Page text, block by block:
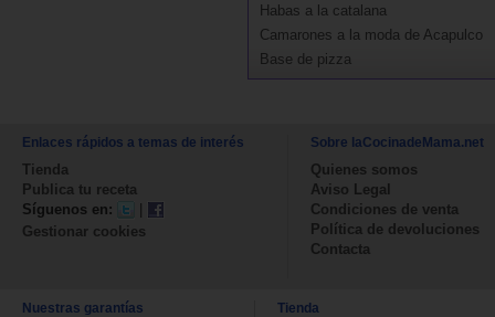
Habas a la catalana
Camarones a la moda de Acapulco
Base de pizza
Enlaces rápidos a temas de interés
Tienda
Publica tu receta
Síguenos en:
|
Gestionar cookies
Sobre laCocinadeMama.net
Quienes somos
Aviso Legal
Condiciones de venta
Política de devoluciones
Contacta
Nuestras garantías Tienda